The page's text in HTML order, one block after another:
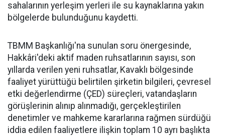
sahalarının yerleşim yerleri ile su kaynaklarına yakın
bölgelerde bulunduğunu kaydetti.
TBMM Başkanlığı'na sunulan soru önergesinde,
Hakkâri'deki aktif maden ruhsatlarının sayısı, son
yıllarda verilen yeni ruhsatlar, Kavaklı bölgesinde
faaliyet yürüttüğü belirtilen şirketin bilgileri, çevresel
etki değerlendirme (ÇED) süreçleri, vatandaşların
görüşlerinin alınıp alınmadığı, gerçekleştirilen
denetimler ve mahkeme kararlarına rağmen sürdüğü
iddia edilen faaliyetlere ilişkin toplam 10 ayrı başlıkta